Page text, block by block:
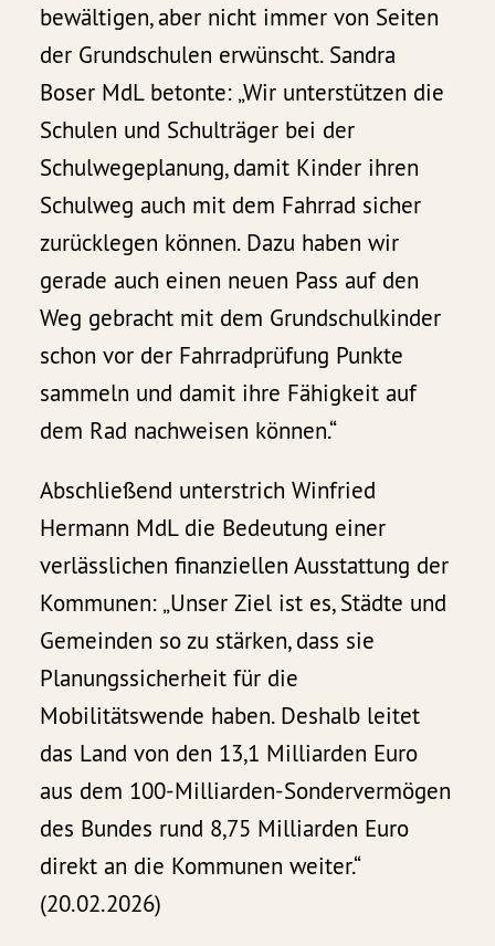
bewältigen, aber nicht immer von Seiten
der Grundschulen erwünscht. Sandra
Boser MdL betonte: „Wir unterstützen die
Schulen und Schulträger bei der
Schulwegeplanung, damit Kinder ihren
Schulweg auch mit dem Fahrrad sicher
zurücklegen können. Dazu haben wir
gerade auch einen neuen Pass auf den
Weg gebracht mit dem Grundschulkinder
schon vor der Fahrradprüfung Punkte
sammeln und damit ihre Fähigkeit auf
dem Rad nachweisen können.“
Abschließend unterstrich Winfried
Hermann MdL die Bedeutung einer
verlässlichen finanziellen Ausstattung der
Kommunen: „Unser Ziel ist es, Städte und
Gemeinden so zu stärken, dass sie
Planungssicherheit für die
Mobilitätswende haben. Deshalb leitet
das Land von den 13,1 Milliarden Euro
aus dem 100-Milliarden-Sondervermögen
des Bundes rund 8,75 Milliarden Euro
direkt an die Kommunen weiter.“
(20.02.2026)